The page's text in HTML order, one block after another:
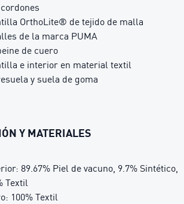
OrthoLite® de tejido de malla
de la marca PUMA
de cuero
e interior en material textil
y suela de goma
Y MATERIALES
89.67% Piel de vacuno, 9.7% Sintético,
Textil
100% Textil